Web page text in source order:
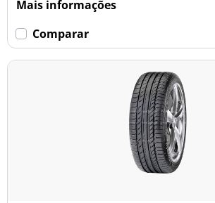
Mais informações
Comparar